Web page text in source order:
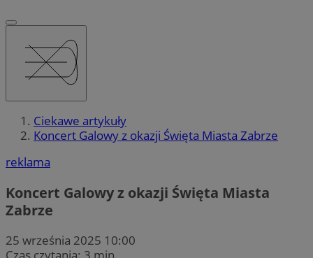
Ciekawe artykuły
Koncert Galowy z okazji Święta Miasta Zabrze
reklama
Koncert Galowy z okazji Święta Miasta
Zabrze
25 września 2025 10:00
Czas czytania: 3 min.